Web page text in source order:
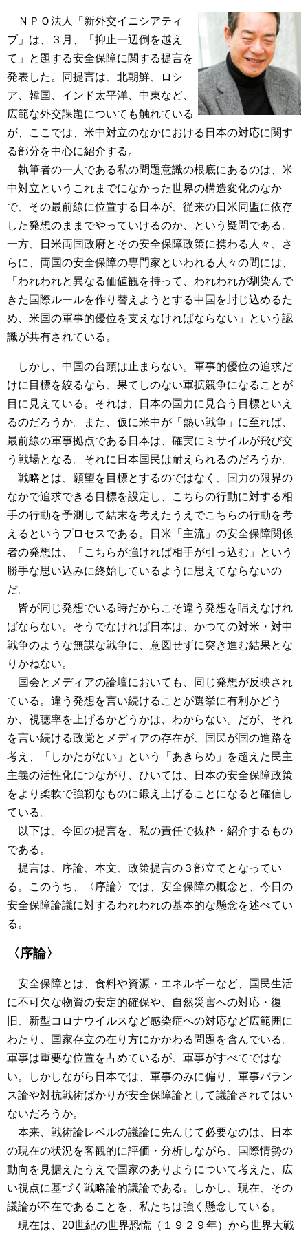
ＮＰＯ法人「新外交イニシアティ
ブ」は、３月、「抑止一辺倒を越え
て」と題する安全保障に関する提言を
発表した。同提言は、北朝鮮、ロシ
ア、韓国、インド太平洋、中東など、
広範な外交課題についても触れている
が、ここでは、米中対立のなかにおける日本の対応に関す
る部分を中心に紹介する。
執筆者の一人である私の問題意識の根底にあるのは、米
中対立というこれまでになかった世界の構造変化のなか
で、その最前線に位置する日本が、従来の日米同盟に依存
した発想のままでやっていけるのか、という疑問である。
一方、日米両国政府とその安全保障政策に携わる人々、さ
らに、両国の安全保障の専門家といわれる人々の間には、
「われわれと異なる価値観を持って、われわれが馴染んで
きた国際ルールを作り替えようとする中国を封じ込めるた
め、米国の軍事的優位を支えなければならない」という認
識が共有されている。
しかし、中国の台頭は止まらない。軍事的優位の追求だ
けに目標を絞るなら、果てしのない軍拡競争になることが
目に見えている。それは、日本の国力に見合う目標といえ
るのだろうか。また、仮に米中が「熱い戦争」に至れば、
最前線の軍事拠点である日本は、確実にミサイルが飛び交
う戦場となる。それに日本国民は耐えられるのだろうか。
戦略とは、願望を目標とするのではなく、国力の限界の
なかで追求できる目標を設定し、こちらの行動に対する相
手の行動を予測して結末を考えたうえでこちらの行動を考
えるというプロセスである。日米「主流」の安全保障関係
者の発想は、「こちらが強ければ相手が引っ込む」という
勝手な思い込みに終始しているように思えてならないの
だ。
皆が同じ発想でいる時だからこそ違う発想を唱えなけれ
ばならない。そうでなければ日本は、かつての対米・対中
戦争のような無謀な戦争に、意図せずに突き進む結果とな
りかねない。
国会とメディアの論壇においても、同じ発想が反映され
ている。違う発想を言い続けることが選挙に有利かどう
か、視聴率を上げるかどうかは、わからない。だが、それ
を言い続ける政党とメディアの存在が、国民が国の進路を
考え、「しかたがない」という「あきらめ」を超えた民主
主義の活性化につながり、ひいては、日本の安全保障政策
をより柔軟で強靭なものに鍛え上げることになると確信し
ている。
以下は、今回の提言を、私の責任で抜粋・紹介するもの
である。
提言は、序論、本文、政策提言の３部立てとなってい
る。このうち、〈序論〉では、安全保障の概念と、今日の
安全保障論議に対するわれわれの基本的な懸念を述べてい
る。
〈序論〉
安全保障とは、食料や資源・エネルギーなど、国民生活
に不可欠な物資の安定的確保や、自然災害への対応・復
旧、新型コロナウイルスなど感染症への対応など広範囲に
わたり、国家存立の在り方にかかわる問題を含んでいる。
軍事は重要な位置を占めているが、軍事がすべてではな
い。しかしながら日本では、軍事のみに偏り、軍事バラン
ス論や対抗戦術ばかりが安全保障論として議論されてはい
ないだろうか。
本来、戦術論レベルの議論に先んじて必要なのは、日本
の現在の状況を客観的に評価・分析しながら、国際情勢の
動向を見据えたうえで国家のありようについて考えた、広
い視点に基づく戦略論的議論である。しかし、現在、その
議論が不在であることを、私たちは強く懸念している。
現在は、20世紀の世界恐慌（１９２９年）から世界大戦